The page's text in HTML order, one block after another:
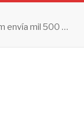
Tras presión de Estados Unidos, Sheinbaum envía mil 500 soldados a Michoacán